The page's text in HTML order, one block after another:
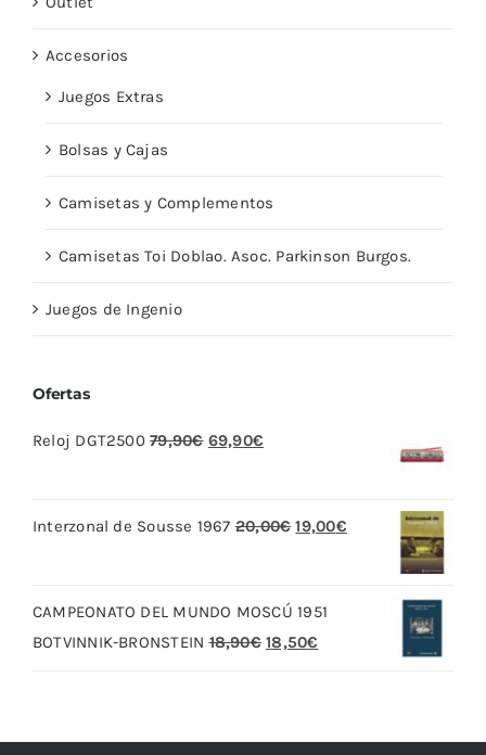
Accesorios
Juegos Extras
Bolsas y Cajas
Camisetas y Complementos
Camisetas Toi Doblao. Asoc. Parkinson Burgos.
Juegos de Ingenio
Ofertas
Reloj DGT2500 79,90€ El
era:
69,90€
es:
Interzonal de Sousse 1967 20,00€ El
era:
20,00€.
19,00€El
CAMPEONATO DEL MUNDO MOSCÚ 1951
BOTVINNIK-BRONSTEIN 18,90€ El
18,50€